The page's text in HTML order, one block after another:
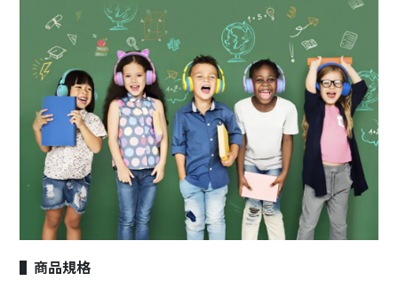
▌商品規格